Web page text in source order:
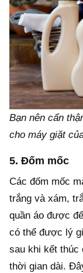
Bạn nên cẩn
cho máy giặt
5. Đốm mốc
Các đốm mốc
trắng và xám,
quần áo được
có thể được lý
sau khi kết thúc
thời gian dài.